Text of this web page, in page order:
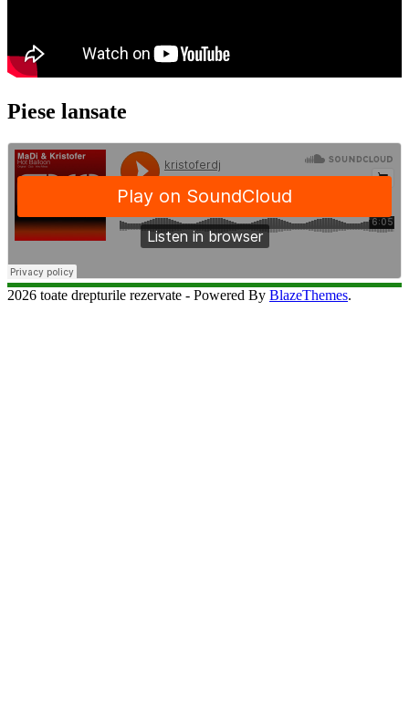
Piese lansate
2026 toate drepturile rezervate - Powered By BlazeThemes.